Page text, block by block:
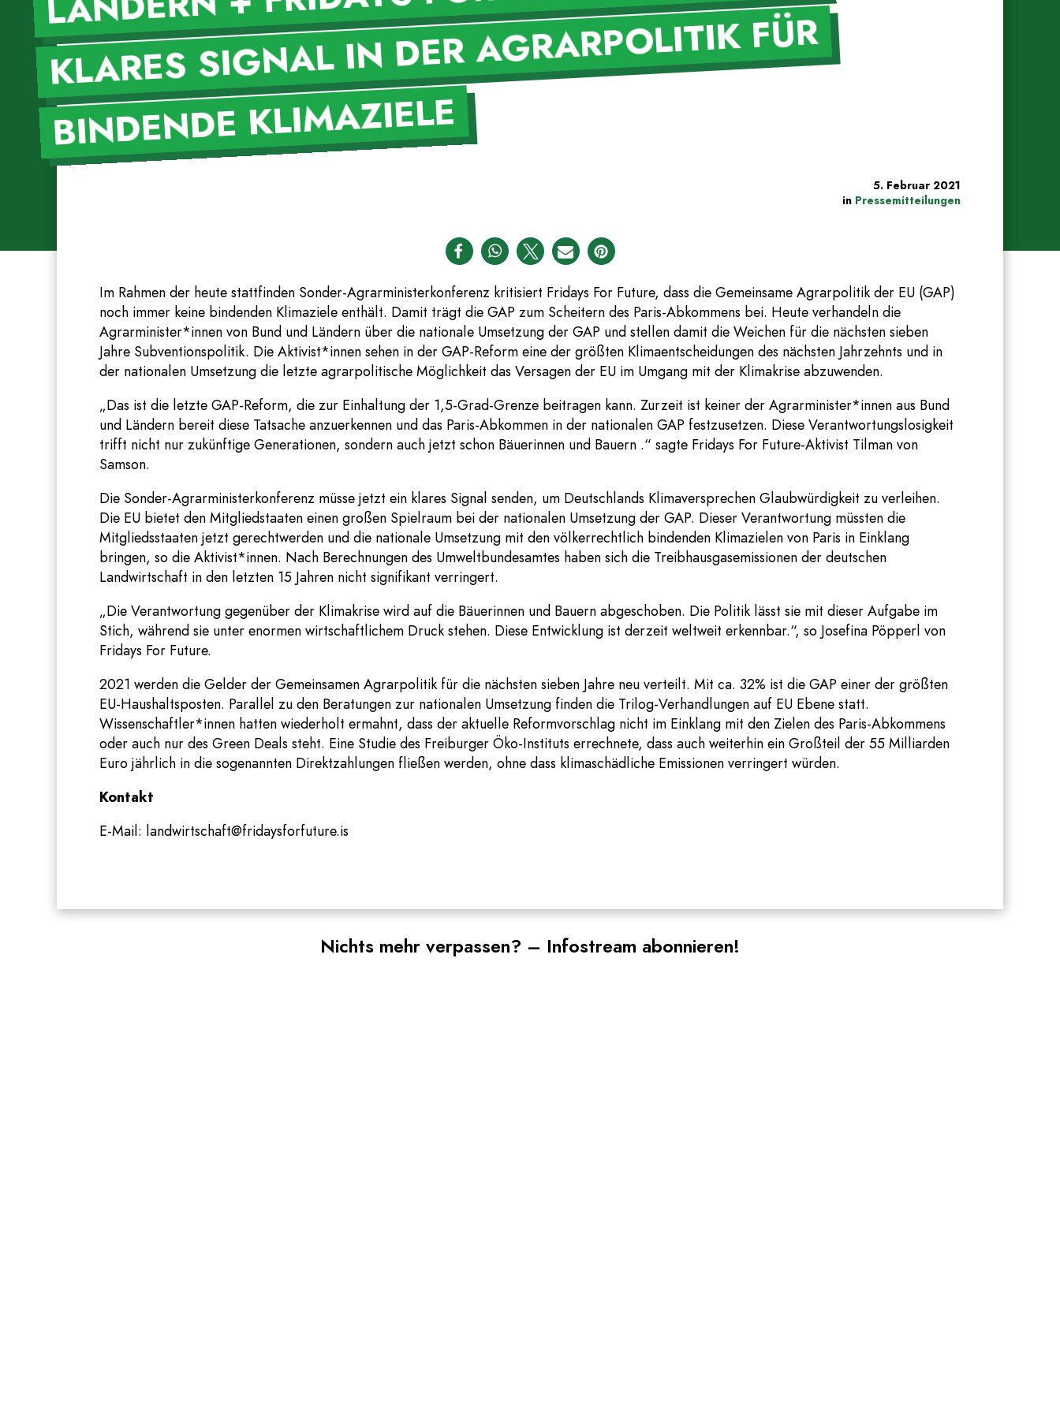
KLARES SIGNAL IN DER AGRARPOLITIK FÜR
MAZIELE
5. Februar 2021
in Pressemitteilungen
Im Rahmen der heute stattfinden Sonder-Agrarministerkonferenz kritisiert Fridays For Future, dass die Gemeinsame Agrarpolitik der EU (GAP)
noch immer keine bindenden Klimaziele enthält. Damit trägt die GAP zum Scheitern des Paris-Abkommens bei. Heute verhandeln die
Agrarminister*innen von Bund und Ländern über die nationale Umsetzung der GAP und stellen damit die Weichen für die nächsten sieben
Jahre Subventionspolitik. Die Aktivist*innen sehen in der GAP-Reform eine der größten Klimaentscheidungen des nächsten Jahrzehnts und in
der nationalen Umsetzung die letzte agrarpolitische Möglichkeit das Versagen der EU im Umgang mit der Klimakrise abzuwenden.
„Das ist die letzte GAP-Reform, die zur Einhaltung der 1,5-Grad-Grenze beitragen kann. Zurzeit ist keiner der Agrarminister*innen aus Bund
und Ländern bereit diese Tatsache anzuerkennen und das Paris-Abkommen in der nationalen GAP festzusetzen. Diese Verantwortungslosigkeit
trifft nicht nur zukünftige Generationen, sondern auch jetzt schon Bäuerinnen und Bauern .“ sagte Fridays For Future-Aktivist Tilman von
Samson.
Die Sonder-Agrarministerkonferenz müsse jetzt ein klares Signal senden, um Deutschlands Klimaversprechen Glaubwürdigkeit zu verleihen.
Die EU bietet den Mitgliedstaaten einen großen Spielraum bei der nationalen Umsetzung der GAP. Dieser Verantwortung müssten die
Mitgliedsstaaten jetzt gerechtwerden und die nationale Umsetzung mit den völkerrechtlich bindenden Klimazielen von Paris in Einklang
bringen, so die Aktivist*innen. Nach Berechnungen des Umweltbundesamtes haben sich die Treibhausgasemissionen der deutschen
Landwirtschaft in den letzten 15 Jahren nicht signifikant verringert.
„Die Verantwortung gegenüber der Klimakrise wird auf die Bäuerinnen und Bauern abgeschoben. Die Politik lässt sie mit dieser Aufgabe im
Stich, während sie unter enormen wirtschaftlichem Druck stehen. Diese Entwicklung ist derzeit weltweit erkennbar.“, so Josefina Pöpperl von
Fridays For Future.
2021 werden die Gelder der Gemeinsamen Agrarpolitik für die nächsten sieben Jahre neu verteilt. Mit ca. 32% ist die GAP einer der größten
EU-Haushaltsposten. Parallel zu den Beratungen zur nationalen Umsetzung finden die Trilog-Verhandlungen auf EU Ebene statt.
Wissenschaftler*innen hatten wiederholt ermahnt, dass der aktuelle Reformvorschlag nicht im Einklang mit den Zielen des Paris-Abkommens
oder auch nur des Green Deals steht. Eine Studie des Freiburger Öko-Instituts errechnete, dass auch weiterhin ein Großteil der 55 Milliarden
Euro jährlich in die sogenannten Direktzahlungen fließen werden, ohne dass klimaschädliche Emissionen verringert würden.
Kontakt
E-Mail: landwirtschaft@fridaysforfuture.is
Nichts mehr verpassen? – Infostream abonnieren!